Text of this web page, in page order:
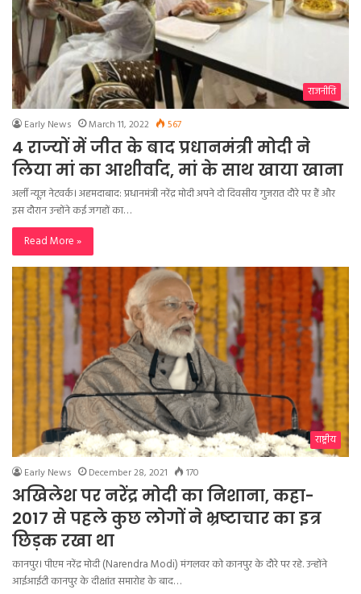
राजनीति
Early News March 11, 2022 567
4 राज्यों में जीत के बाद प्रधानमंत्री मोदी ने
लिया मां का आशीर्वाद, मां के साथ खाया खाना
अर्ली न्यूज़ नेटवर्क। अहमदाबाद: प्रधानमंत्री नरेंद्र मोदी अपने दो दिवसीय गुजरात दौरे पर हैं और
इस दौरान उन्होंने कई जगहों का…
Read More »
राष्ट्रीय
Early News December 28, 2021 170
अखिलेश पर नरेंद्र मोदी का निशाना, कहा-
2017 से पहले कुछ लोगों ने भ्रष्टाचार का इत्र
छिड़क रखा था
कानपुर। पीएम नरेंद्र मोदी (Narendra Modi) मंगलवर को कानपुर के दौरे पर रहे. उन्होंने
आईआईटी कानपुर के दीक्षांत समारोह के बाद…